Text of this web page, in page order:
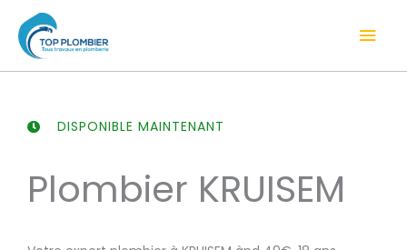
contenu
DISPONIBLE MAINTENANT
Plombier KRUISEM